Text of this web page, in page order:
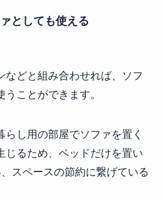
としても使える
などと組み合わせれば、ソフ
うことができます。
らし用の部屋でソファを置く
じるため、ベッドだけを置い
スペースの節約に繋げている